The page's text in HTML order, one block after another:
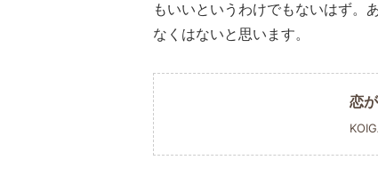
もいいというわけでもないはず。
なくはないと思います。
恋